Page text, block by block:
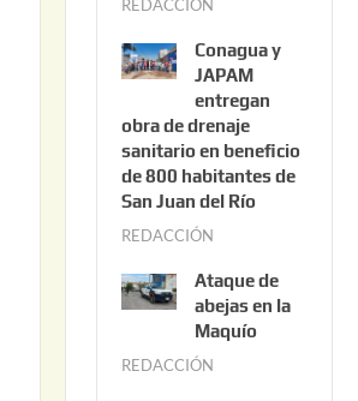
0
2
6
REDACCIÓN
n
i
o
3
0
0
2
6
Conagua y
JAPAM
entregan
obra de drenaje
sanitario en beneficio
de 800 habitantes de
San Juan del Río
REDACCIÓN
n
i
Ataque de
abejas en la
Maquío
REDACCIÓN